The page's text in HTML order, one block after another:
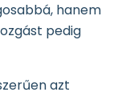
hanem
pedig
azt